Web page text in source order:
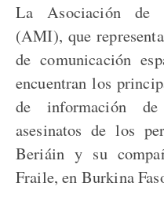
La Asociación de
(AMI), que
de comunicación
encuentran los
de información
asesinatos de los
Beriáin y su
Fraile, en Burkina